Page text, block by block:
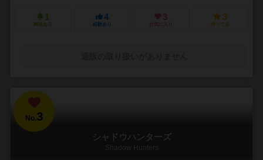
1
興味あり
4
経験あり
3
お気に入り
3
持ってる
No.3
シャドウハンターズ
Shadow Hunters